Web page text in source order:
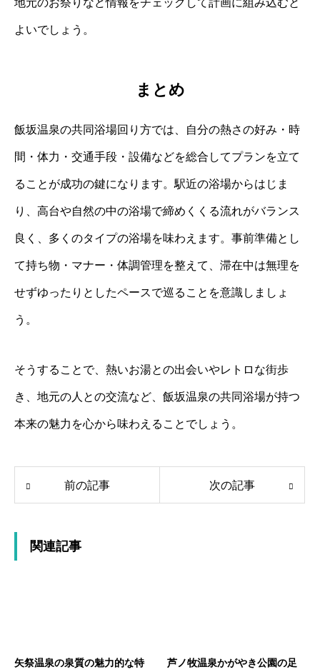
よいでしょう。
まとめ
飯坂温泉の共同浴場回り方では、自分の熱さの好み・時
間・体力・交通手段・設備などを総合してプランを立て
ることが成功の鍵になります。駅近の浴場からはじま
り、高台や自然の中の浴場で締めくくる流れがバランス
良く、多くのタイプの浴場を味わえます。事前準備とし
て持ち物・マナー・体調管理を整えて、滞在中は無理を
せずゆったりとしたペースで巡ることを意識しましょ
う。
そうすることで、熱いお湯との出会いやレトロな街歩
き、地元の人との交流など、飯坂温泉の共同浴場が持つ
本来の魅力を心から味わえることでしょう。
前の記事 次の記事
関連記事
矢祭温泉の泉質の魅力的な特
芦ノ牧温泉かがやき公園の足